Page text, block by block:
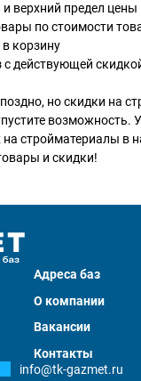
верхний предел цены
по стоимости
корзину
действующей
но скидки на
возможность.
стройматериалы в
и скидки!
Адреса баз
О компании
Вакансии
Контакты
info@tk-gazmet.ru